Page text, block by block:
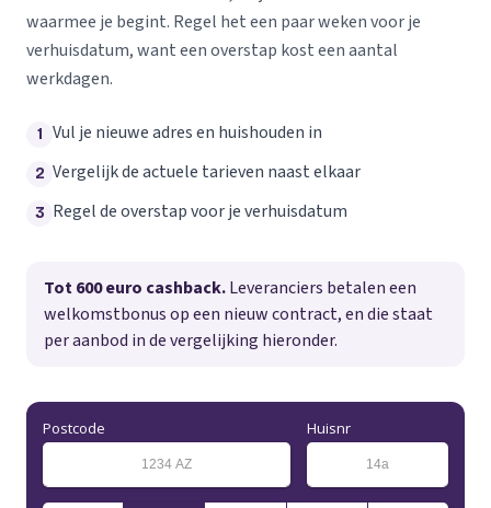
waarmee je begint. Regel het een paar weken voor je
verhuisdatum, want een overstap kost een aantal
werkdagen.
1 Vul je nieuwe adres en huishouden in
2 Vergelijk de actuele tarieven naast elkaar
3 Regel de overstap voor je verhuisdatum
Tot 600 euro cashback.Leveranciers betalen een
welkomstbonus op een nieuw contract, en die staat
per aanbod in de vergelijking hieronder.